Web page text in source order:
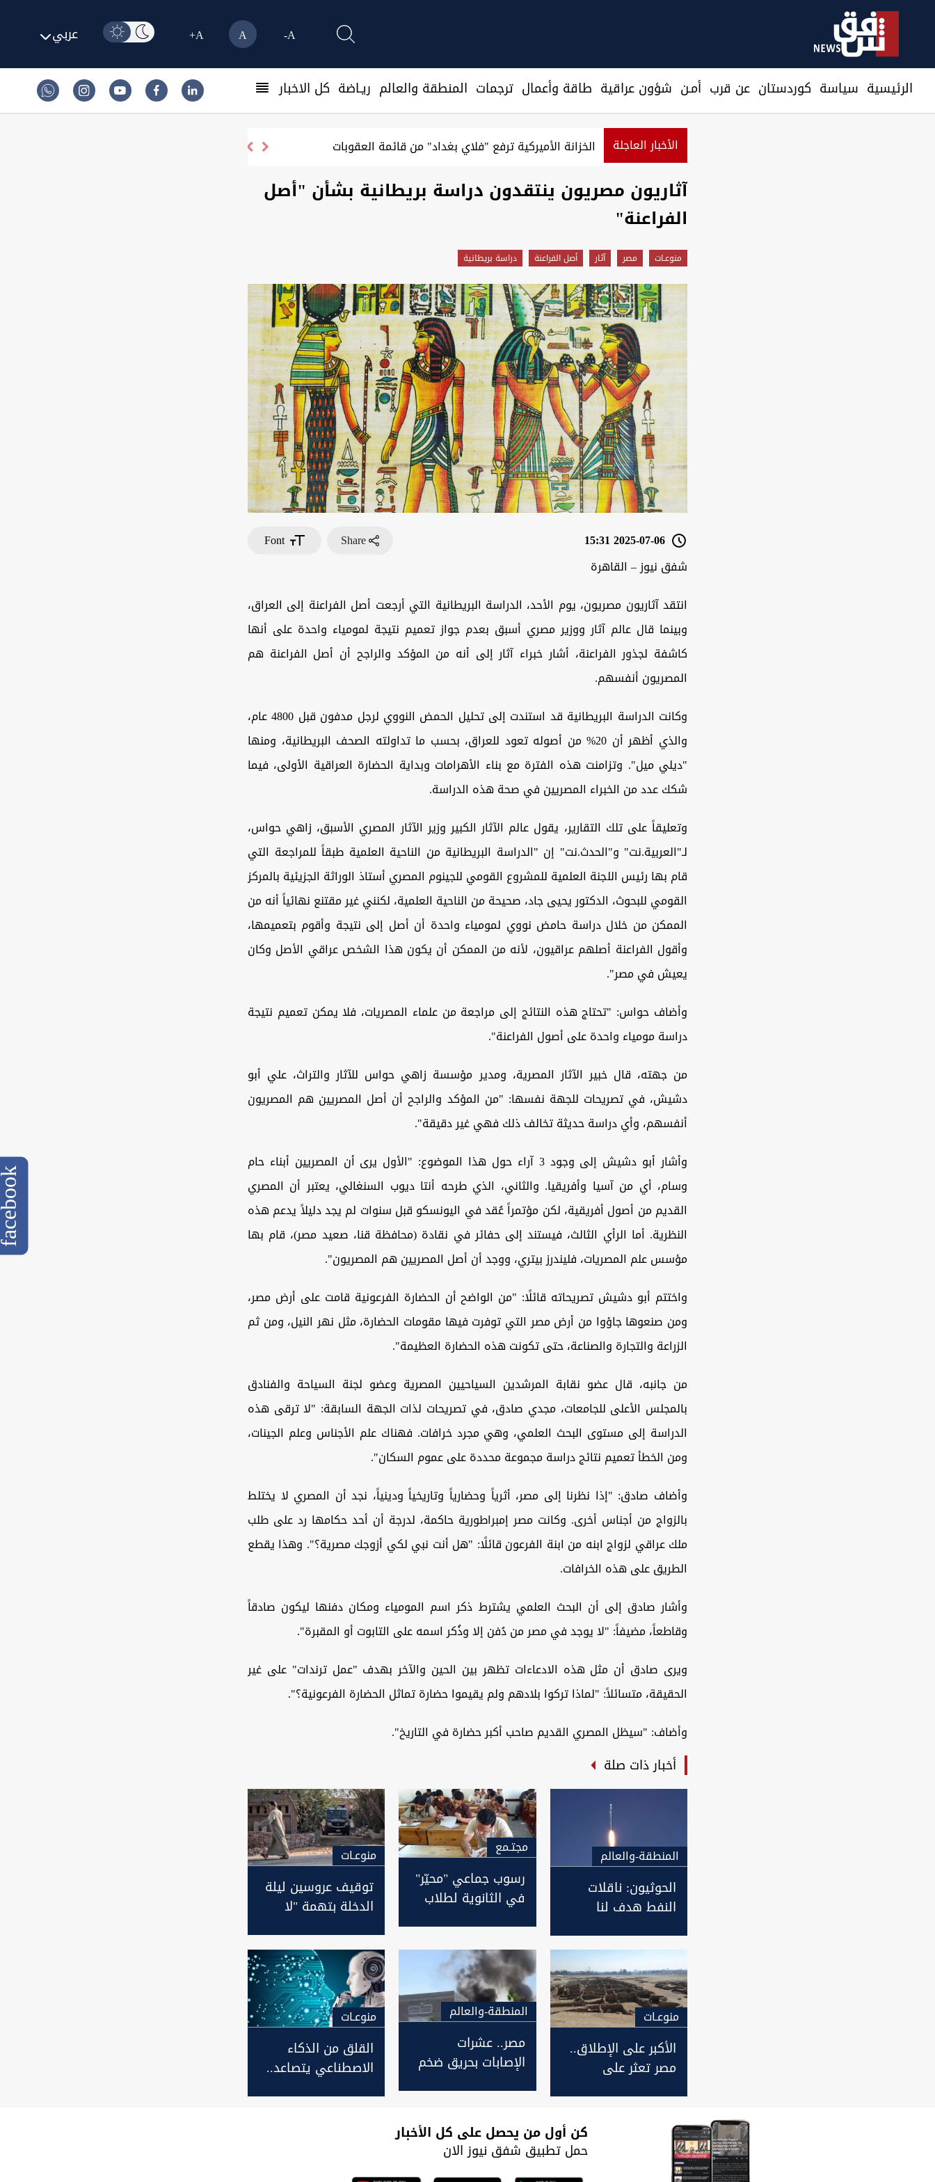
A-
A
A+ عربي
الرئيسية سیاسة كوردستان عن قرب أمـن شؤون عراقية طاقة وأعمال ترجمات المنطقة والعالم ريـاضة كل الاخبار
الأخبار العاجلة
توصية باكستانية لتعزيز العلاقة مع العراق إثر "دوره الإقليمي الجديد"
آثاريون مصريون ينتقدون دراسة بريطانية بشأن "أصل
الفراعنة"
منوعـات مصر آثار أصل الفراعنة دراسة بريطانية
2025-07-06 15:31
Share
Font
شفق نيوز – القاهرة
انتقد آثاريون مصريون، يوم الأحد، الدراسة البريطانية التي أرجعت أصل الفراعنة إلى العراق،
وبينما قال عالم آثار ووزير مصري أسبق بعدم جواز تعميم نتيجة لمومياء واحدة على أنها
كاشفة لجذور الفراعنة، أشار خبراء آثار إلى أنه من المؤكد والراجح أن أصل الفراعنة هم
المصريون أنفسهم.
وكانت الدراسة البريطانية قد استندت إلى تحليل الحمض النووي لرجل مدفون قبل 4800 عام،
والذي أظهر أن 20% من أصوله تعود للعراق، بحسب ما تداولته الصحف البريطانية، ومنها
"ديلي ميل". وتزامنت هذه الفترة مع بناء الأهرامات وبداية الحضارة العراقية الأولى، فيما
شكك عدد من الخبراء المصريين في صحة هذه الدراسة.
وتعليقاً على تلك التقارير، يقول عالم الآثار الكبير وزير الآثار المصري الأسبق، زاهي حواس،
لـ"العربية.نت" و"الحدث.نت" إن "الدراسة البريطانية من الناحية العلمية طبقاً للمراجعة التي
قام بها رئيس اللجنة العلمية للمشروع القومي للجينوم المصري أستاذ الوراثة الجزيئية بالمركز
القومي للبحوث، الدكتور يحيى جاد، صحيحة من الناحية العلمية، لكنني غير مقتنع نهائياً أنه من
الممكن من خلال دراسة حامض نووي لمومياء واحدة أن أصل إلى نتيجة وأقوم بتعميمها،
وأقول الفراعنة أصلهم عراقيون، لأنه من الممكن أن يكون هذا الشخص عراقي الأصل وكان
يعيش في مصر".
وأضاف حواس: "تحتاج هذه النتائج إلى مراجعة من علماء المصريات، فلا يمكن تعميم نتيجة
دراسة مومياء واحدة على أصول الفراعنة".
من جهته، قال خبير الآثار المصرية، ومدير مؤسسة زاهي حواس للآثار والتراث، علي أبو
دشيش، في تصريحات للجهة نفسها: "من المؤكد والراجح أن أصل المصريين هم المصريون
أنفسهم، وأي دراسة حديثة تخالف ذلك فهي غير دقيقة".
وأشار أبو دشيش إلى وجود 3 آراء حول هذا الموضوع: "الأول يرى أن المصريين أبناء حام
وسام، أي من آسيا وأفريقيا. والثاني، الذي طرحه أنتا ديوب السنغالي، يعتبر أن المصري
القديم من أصول أفريقية، لكن مؤتمراً عُقد في اليونسكو قبل سنوات لم يجد دليلاً يدعم هذه
النظرية. أما الرأي الثالث، فيستند إلى حفائر في نقادة (محافظة قنا، صعيد مصر)، قام بها
مؤسس علم المصريات، فليندرز بيتري، ووجد أن أصل المصريين هم المصريون".
واختتم أبو دشيش تصريحاته قائلًا: "من الواضح أن الحضارة الفرعونية قامت على أرض مصر،
ومن صنعوها جاؤوا من أرض مصر التي توفرت فيها مقومات الحضارة، مثل نهر النيل، ومن ثم
الزراعة والتجارة والصناعة، حتى تكونت هذه الحضارة العظيمة".
من جانبه، قال عضو نقابة المرشدين السياحيين المصرية وعضو لجنة السياحة والفنادق
بالمجلس الأعلى للجامعات، مجدي صادق، في تصريحات لذات الجهة السابقة: "لا ترقى هذه
الدراسة إلى مستوى البحث العلمي، وهي مجرد خرافات. فهناك علم الأجناس وعلم الجينات،
ومن الخطأ تعميم نتائج دراسة مجموعة محددة على عموم السكان".
وأضاف صادق: "إذا نظرنا إلى مصر، أثرياً وحضارياً وتاريخياً ودينياً، نجد أن المصري لا يختلط
بالزواج من أجناس أخرى. وكانت مصر إمبراطورية حاكمة، لدرجة أن أحد حكامها رد على طلب
ملك عراقي لزواج ابنه من ابنة الفرعون قائلًا: "هل أنت نبي لكي أزوجك مصرية؟". وهذا يقطع
الطريق على هذه الخرافات.
وأشار صادق إلى أن البحث العلمي يشترط ذكر اسم المومياء ومكان دفنها ليكون صادقاً
وقاطعاً، مضيفاً: "لا يوجد في مصر من دُفن إلا وذُكر اسمه على التابوت أو المقبرة".
ويرى صادق أن مثل هذه الادعاءات تظهر بين الحين والآخر بهدف "عمل ترندات" على غير
الحقيقة، متسائلاً: "لماذا تركوا بلادهم ولم يقيموا حضارة تماثل الحضارة الفرعونية؟".
وأضاف: "سيظل المصري القديم صاحب أكبر حضارة في التاريخ".
أخبار ذات صلة
المنطقة-والعالم
الحوثيون: ناقلات
النفط هدف لنا
مصر والسودان
مجتـمع
رسوب جماعي "محيّر"
في الثانوية لطلاب
منوعـات
توقيف عروسين ليلة
الدخلة بتهمة "لا
منوعـات
الأكبر على الإطلاق..
مصر تعثر على
المنطقة-والعالم
مصر.. عشرات
الإصابات بحريق ضخم
منوعـات
القلق من الذكاء
الاصطناعي يتصاعد..
كن أول من يحصل على كل الأخبار
حمل تطبيق شفق نيوز الان